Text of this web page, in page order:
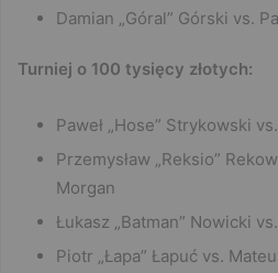
Damian „Góral” Górski vs.
Turniej o 100 tysięcy złotych:
Paweł „Hose” Strykowski
Przemysław „Reksio”
Morgan
Łukasz „Batman” Nowicki
Piotr „Łapa” Łapuć vs.